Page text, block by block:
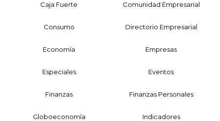
Caja Fuerte Comunidad Empresarial
Consumo Directorio Empresarial
Economía Empresas
Especiales Eventos
Finanzas Finanzas Personales
Globoeconomía Indicadores